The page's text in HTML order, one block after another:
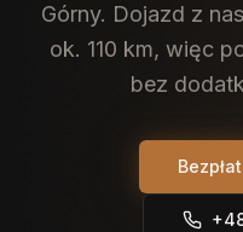
Górny. Dojazd z
ok. 110 km, więc
bez